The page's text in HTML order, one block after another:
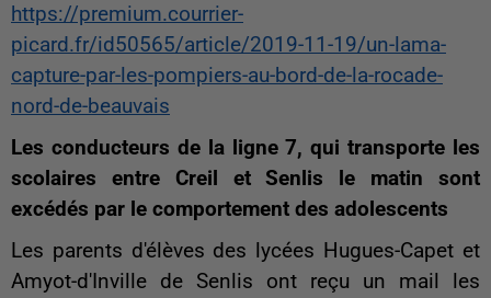
https://premium.courrier-
picard.fr/id50565/article/2019-11-19/un-lama-
capture-par-les-pompiers-au-bord-de-la-rocade-
nord-de-beauvais
Les conducteurs de la ligne 7, qui transporte les
scolaires entre Creil et Senlis le matin sont
excédés par le comportement des adolescents
Les parents d'élèves des lycées Hugues-Capet et
Amyot-d'Inville de Senlis ont reçu un mail les